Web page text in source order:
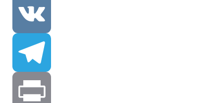
Messenger
VK
Telegram